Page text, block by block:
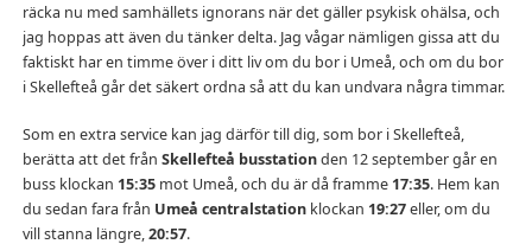
räcka nu med samhällets ignorans när det gäller psykisk ohälsa, och
jag hoppas att även du tänker delta. Jag vågar nämligen gissa att du
faktiskt har en timme över i ditt liv om du bor i Umeå, och om du bor
i Skellefteå går det säkert ordna så att du kan undvara några timmar.
Som en extra service kan jag därför till dig, som bor i Skellefteå,
berätta att det från Skellefteå busstationden 12 september går en
buss klockan 15:35mot Umeå, och du är då framme 17:35. Hem kan
du sedan fara från Umeå centralstationklockan 19:27eller, om du
vill stanna längre,20:57.